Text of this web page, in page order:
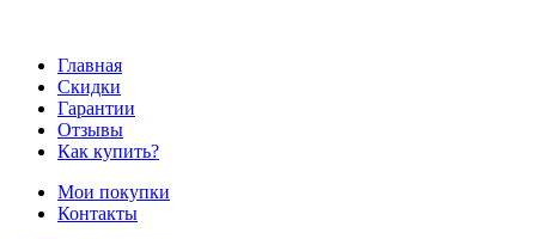
Главная
Скидки
Гарантии
Отзывы
Как купить?
Мои покупки
Контакты